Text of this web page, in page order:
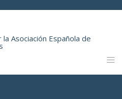
Asociación Española de